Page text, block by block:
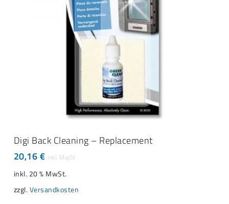
IN DEN WARENKORB
Digi Back Cleaning – Replacement
20,16€
inkl. 20 % MwSt.
zzgl. Versandkosten